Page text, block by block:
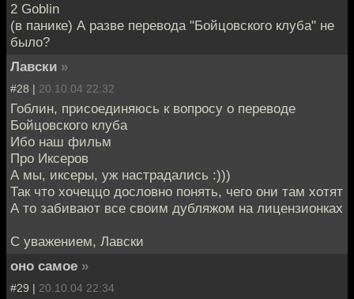
2 Goblin
(в панике) А разве перевода "Бойцовского клуба" не
было?
Лавски »
#28 | 20.10.04 22:32
Гоблин, присоединяюсь к вопросу о переводе
Бойцовского клуба
Ибо наш фильм
Про Иксеров
А мы, иксеры, уж настрадались :)))
Так что хочеццо дословно понять, чего они там хотят
А то забивают все своим дубляжом на лицензионках
С уважением, Лавски
оно самое »
#29 | 20.10.04 22:34